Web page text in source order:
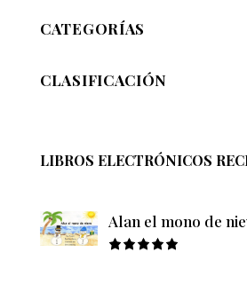
CATEGORÍAS
CLASIFICACIÓN
LIBROS ELECTRÓNICOS
Alan el mono de